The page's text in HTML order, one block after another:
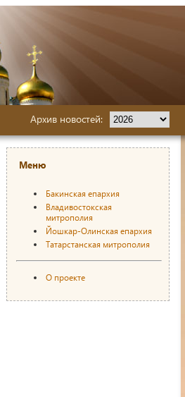
Архив новостей:
Меню
Бакинская епархия
Владивостокская
митрополия
Йошкар-Олинская епархия
Татарстанская митрополия
О проекте